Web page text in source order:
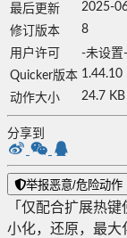
最后更新
2025-
修订版本
8
用户许可
-未设置-
Quicker版本 1.44.10
动作大小
24.7 KB
分享到
举报恶意/危险动作
「仅配合扩展热
小化，还原，最大